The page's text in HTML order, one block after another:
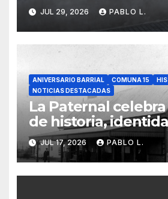
JUL 29, 2026 PABLO L.
ANIVERSARIO BARRIAL COMUNA 15
NOTICIAS DESTACADAS
La Paternal celebra
de historia,
memoria barrial
JUL 17, 2026 PABLO L.